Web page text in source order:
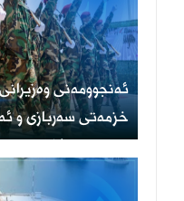
ئەنجوومەنی
خزمەتی سەربازی و
پەسەند دەکات